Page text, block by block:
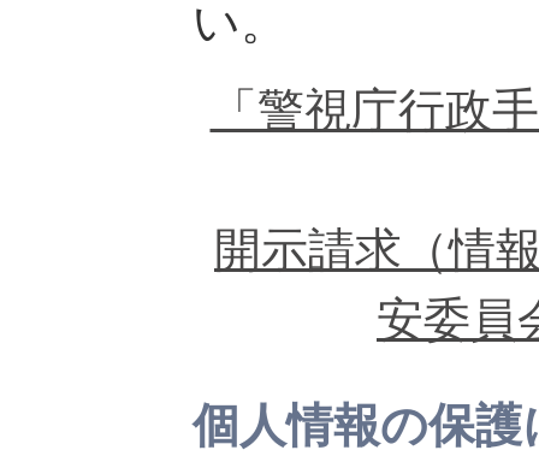
い。
「警視庁行政
開示請求（情
安委員
個人情報の保